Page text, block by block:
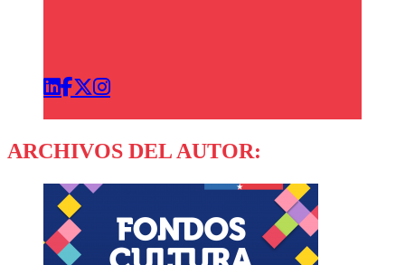
ARCHIVOS DEL AUTOR: